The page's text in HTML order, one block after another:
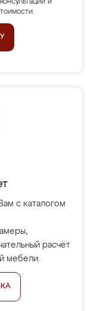
и
с каталогом
расчёт
мебели.